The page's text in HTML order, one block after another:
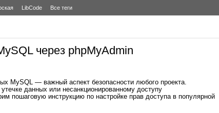
LibCode Все теги
через phpMyAdmin
MySQL — важный аспект безопасности любого проекта.
данных или несанкционированному доступу
пошаговую инструкцию по настройке прав доступа в популярной